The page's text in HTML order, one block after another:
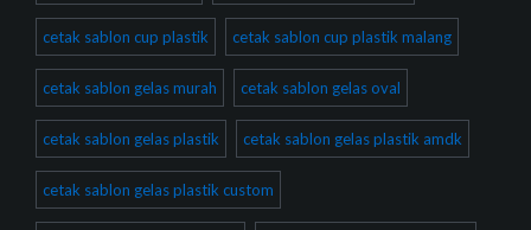
cetak sablon cup plastik cetak sablon cup plastik malang
cetak sablon gelas murah cetak sablon gelas oval
cetak sablon gelas plastik cetak sablon gelas plastik amdk
cetak sablon gelas plastik custom